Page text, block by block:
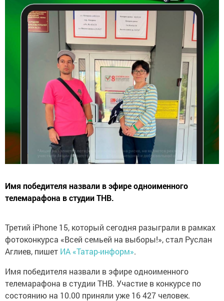
Имя победителя назвали в эфире одноименного
телемарафона в студии ТНВ.
Третий iPhone 15, который сегодня разыграли в рамках
фотоконкурса «Всей семьей на выборы!», стал Руслан
Аглиев, пишет ИА «Татар-информ».
Имя победителя назвали в эфире одноименного
телемарафона в студии ТНВ. Участие в конкурсе по
состоянию на 10.00 приняли уже 16 427 человек.